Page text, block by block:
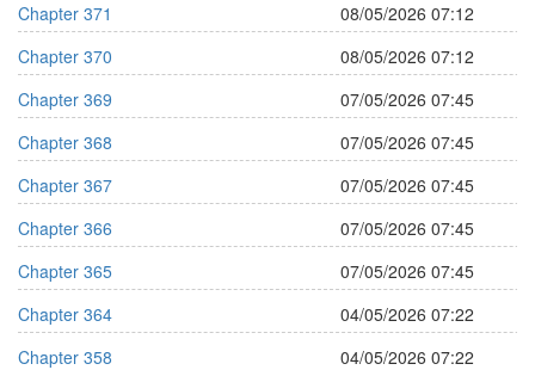
Chapter 371
08/05/2026 07:12
Chapter 370
08/05/2026 07:12
Chapter 369
07/05/2026 07:45
Chapter 368
07/05/2026 07:45
Chapter 367
07/05/2026 07:45
Chapter 366
07/05/2026 07:45
Chapter 365
07/05/2026 07:45
Chapter 364
04/05/2026 07:22
Chapter 358
04/05/2026 07:22